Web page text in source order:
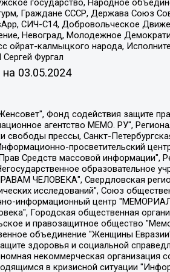
государство, Народное
Граждане СССР, Держава Союз
СИЧ-С14, Добровольческое
Невоград, Молодежное
ойрат-калмыцкого народа,
Фургал
03.05.2024
с ограниченной ответственностью "Альтаир 2021", Общество с ограниченной ответственностью "Вега 2021", Общество с ограниченной ответственностью "Главный редактор 2021", Общество с ограниченной ответственностью "Ромашки монолит", Важенков Артем Валерьевич, Ивановская областная общественная организация "Центр гендерных исследований", Гурман Юрий Альбертович, Медиапроект "ОВД-Инфо", Егоров Владимир Владимирович, Жилинский Владимир Александрович, Общество с ограниченной ответственностью "ЗП", Иванова София Юрьевна, Карезина Инна Павловна, Кильтау Екатерина Викторовна, Петров Алексей Викторович, Пискунов Сергей Евгеньевич, Смирнов Сергей Сергеевич, Тихонов Михаил Сергеевич, Общество с ограниченной ответственностью "ЖУРНАЛИСТ-ИНОСТРАННЫЙ АГЕНТ", Арапова Галина Юрьевна, Вольтская Татьяна Анатольевна, Американская компания "Mason G.E.S. Anonymous Foundation" (США), являющаяся владельцем интернет-издания https://mnews.world/, Компания "Stichting Bellingcat", зарегистрированная в Нидерландах (дата регистрации 11.07.2018), Захаров Андрей Вячеславович, Клепиковская Екатерина Дмитриевна, Общество с ограниченной ответственностью "МЕМО", Перл Роман Александрович, Симонов Евгений Алексеевич, Соловьева Елена Анатольевна, Сотников Даниил Владимирович, Сурначева Елизавета Дмитриевна, Автономная некоммерческая организация по защите прав человека и информированию населения "Якутия – Наше Мнение", Общество с ограниченной ответственностью "Москоу диджитал медиа", с 26.01.2023 Общество с ограниченной ответственностью "Чайка Белые сады", Ветошкина Валерия Валерьевна, Заговора Максим Александрович, Межрегиональное общественное движение "Российская ЛГБТ - сеть", Оленичев Максим Владимирович, Павлов Иван Юрьевич, Скворцова Елена Сергеевна, Общество с ограниченной ответственностью "Как бы инагент", Кочетков Игорь Викторович, Общество с ограниченной ответственностью "Честные выборы", Еланчик Олег Александрович, Общество с ограниченной ответственностью "Нобелевский призыв", Гималова Регина Эмилевна, Григорьев Андрей Валерьевич, Григорьева Алина Александровна, Ассоциация по содействию защите прав призывников, альтернативнослужащих и военнослужащих "Правозащитная группа